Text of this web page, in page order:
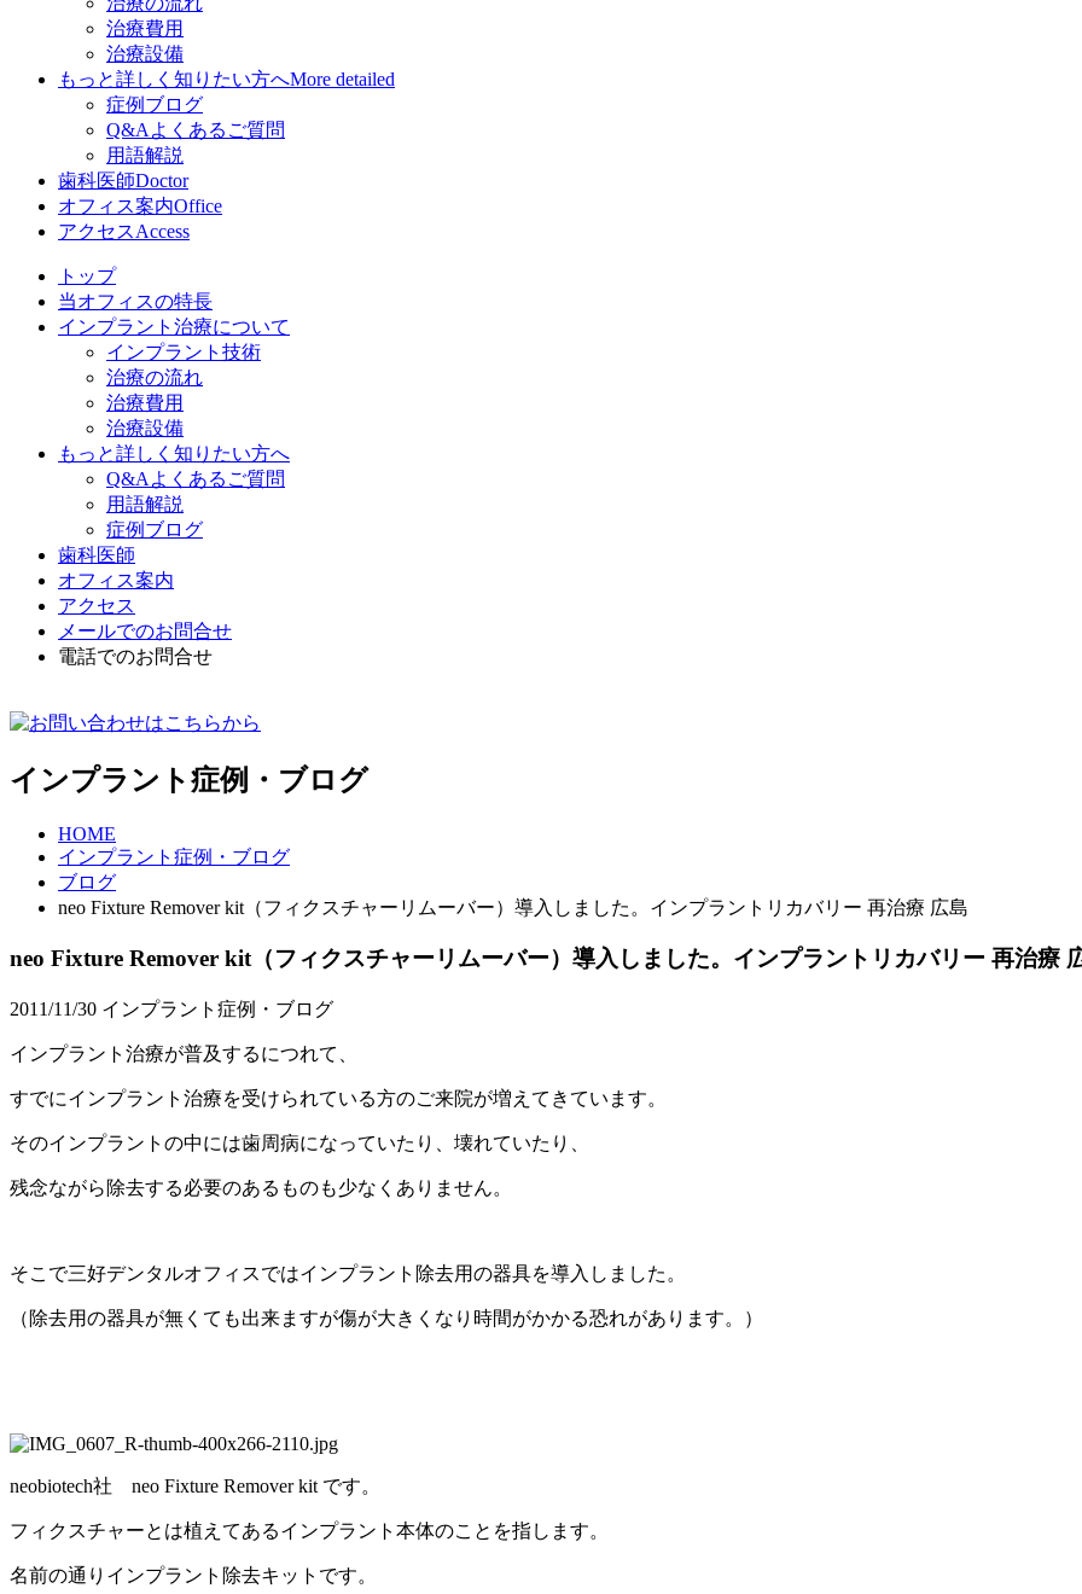
治療費用
治療設備
もっと詳しく知りたい方へMore detailed
症例ブログ
Q&Aよくあるご質問
用語解説
歯科医師Doctor
オフィス案内Office
アクセスAccess
トップ
当オフィスの特長
インプラント治療について
インプラント技術
治療の流れ
治療費用
治療設備
もっと詳しく知りたい方へ
Q&Aよくあるご質問
用語解説
症例ブログ
歯科医師
オフィス案内
アクセス
メールでのお問合せ
電話でのお問合せ
インプラント症例・ブログ
HOME
インプラント症例・ブログ
ブログ
neo Fixture Remover kit（フィクスチャーリムーバー）導入しました。インプラントリカバリー 再治療 広島
neo Fixture Remover kit（フィクスチャーリムーバー）導入しました。インプラントリカバリー 再治療
2011/11/30 インプラント症例・ブログ
インプラント治療が普及するにつれて、
すでにインプラント治療を受けられている方のご来院が増えてきています。
そのインプラントの中には歯周病になっていたり、壊れていたり、
残念ながら除去する必要のあるものも少なくありません。
そこで三好デンタルオフィスではインプラント除去用の器具を導入しました。
（除去用の器具が無くても出来ますが傷が大きくなり時間がかかる恐れがあります。）
neobiotech社 neo Fixture Remover kit です。
フィクスチャーとは植えてあるインプラント本体のことを指します。
名前の通りインプラント除去キットです。